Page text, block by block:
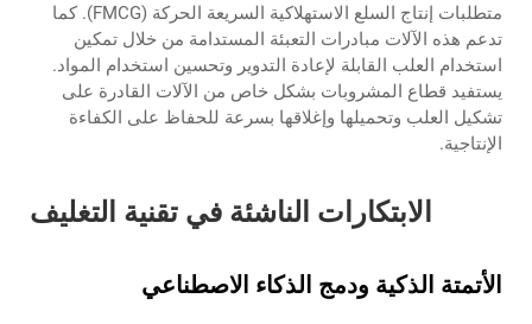
متطلبات إنتاج السلع الاستهلاكية السريعة الحركة (FMCG). كما
تدعم هذه الآلات مبادرات التعبئة المستدامة من خلال تمكين
استخدام العلب القابلة لإعادة التدوير وتحسين استخدام المواد.
يستفيد قطاع المشروبات بشكل خاص من الآلات القادرة على
تشكيل العلب وتحميلها وإغلاقها بسرعة للحفاظ على الكفاءة
الإنتاجية.
الابتكارات الناشئة في تقنية التغليف
الأتمتة الذكية ودمج الذكاء الاصطناعي